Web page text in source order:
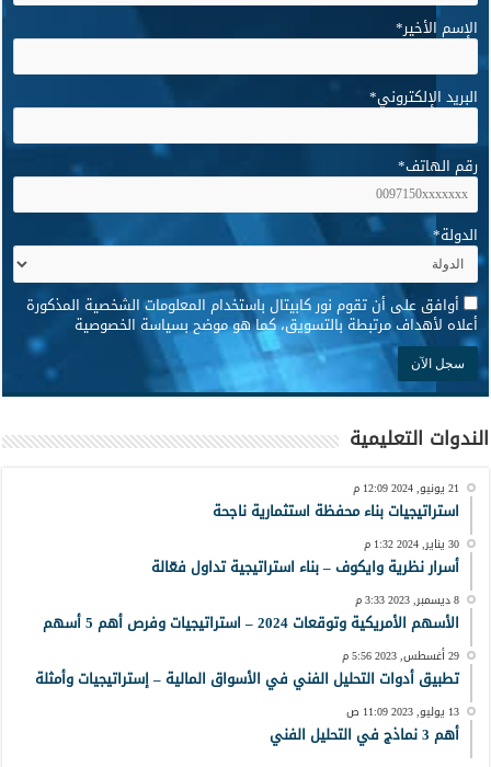
الإسم الأخير*
البريد الإلكتروني*
رقم الهاتف*
الدولة*
* أوافق على أن تقوم نور كابيتال باستخدام المعلومات الشخصية المذكورة
أعلاه لأهداف مرتبطة بالتسويق، كما هو موضح بسياسة الخصوصية
الندوات التعليمية
21 يونيو, 2024 12:09 م
استراتيجيات بناء محفظة استثمارية ناجحة
30 يناير, 2024 1:32 م
أسرار نظرية وايكوف – بناء استراتيجية تداول فعّالة
8 ديسمبر, 2023 3:33 م
الأسهم الأمريكية وتوقعات 2024 – استراتيجيات وفرص أهم 5 أسهم
29 أغسطس, 2023 5:56 م
تطبيق أدوات التحليل الفني في الأسواق المالية – إستراتيجيات وأمثلة
13 يوليو, 2023 11:09 ص
أهم 3 نماذج في التحليل الفني